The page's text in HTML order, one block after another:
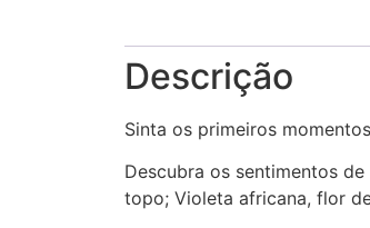
Descrição
Sinta os primeiros
Descubra os sentimentos
topo; Violeta africana, flor